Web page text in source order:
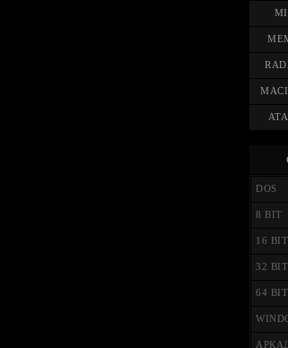
DOS
8 BIT
16 BIT
32 BIT
64 BIT